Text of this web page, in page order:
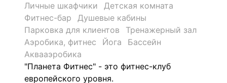
Личные шкафчики
Детская комната
Фитнес-бар
Душевые кабины
Парковка для клиентов
Тренажерный зал
Аэробика, фитнес
Йога
Бассейн
Аквааэробика
"Планета Фитнес" - это фитнес-клуб
европейского уровня.